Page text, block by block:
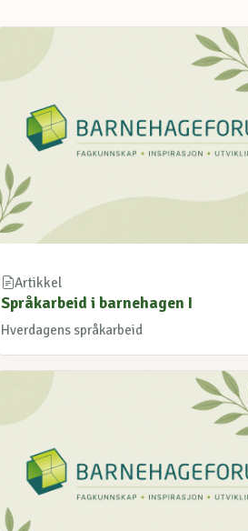
Artikkel
Språkarbeid i barnehagen I
Hverdagens språkarbeid